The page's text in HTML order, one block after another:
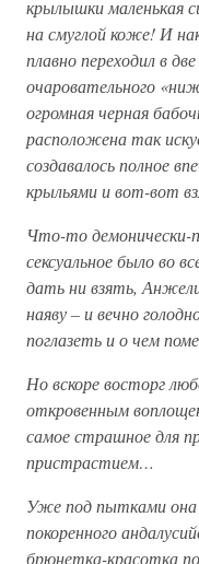
крылышки маленькая
на смуглой коже! И
плавно переходил в
очаровательного
огромная черная
расположена так
создавалось полное
крыльями и вот-вот
Что-то демонически-
сексуальное было во
дать ни взять,
наяву – и вечно
поглазеть и о чем
Но вскоре восторг
откровенным
самое страшное для
пристрастием…
Уже под пытками она
покоренного
брюнетка-красотка